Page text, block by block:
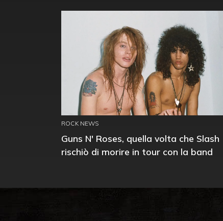
ROCK NEWS
Guns N' Roses, quella volta che Slash
rischiò di morire in tour con la band